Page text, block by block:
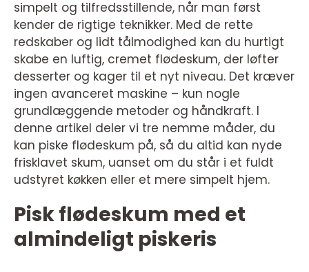
simpelt og tilfredsstillende, når man først
kender de rigtige teknikker. Med de rette
redskaber og lidt tålmodighed kan du hurtigt
skabe en luftig, cremet flødeskum, der løfter
desserter og kager til et nyt niveau. Det kræver
ingen avanceret maskine – kun nogle
grundlæggende metoder og håndkraft. I
denne artikel deler vi tre nemme måder, du
kan piske flødeskum på, så du altid kan nyde
frisklavet skum, uanset om du står i et fuldt
udstyret køkken eller et mere simpelt hjem.
Pisk flødeskum med et
almindeligt piskeris